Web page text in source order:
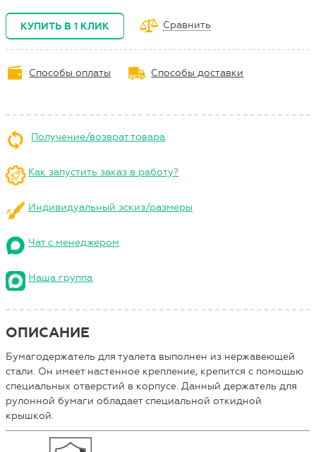
КУПИТЬ В 1 КЛИК Сравнить
Способы оплаты Способы доставки
Получение/возврат товара
Как запустить заказ в работу?
Индивидуальный эскиз/размеры
Чат с менеджером
Наша группа
ОПИСАНИЕ
Бумагодержатель для туалета выполнен из нержавеющей
стали. Он имеет настенное крепление, крепится с помощью
специальных отверстий в корпусе. Данный держатель для
рулонной бумаги обладает специальной откидной
крышкой.